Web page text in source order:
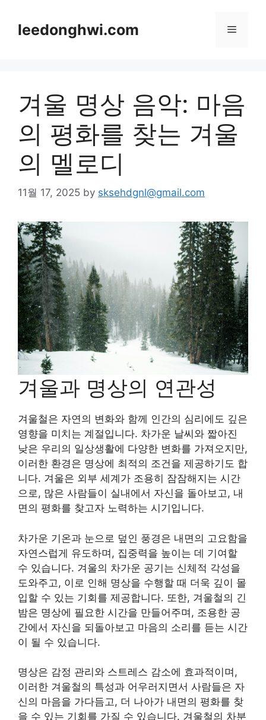
contentleedonghwi.com Menu
겨울 명상 음악: 마음
의 평화를 찾는 겨울
의 멜로디
11월 17, 2025 by sksehdgnl@gmail.com
겨울과 명상의 연관성
겨울철은 자연의 변화와 함께 인간의 심리에도 깊은
영향을 미치는 계절입니다. 차가운 날씨와 짧아진
낮은 우리의 일상생활에 다양한 변화를 가져오지만,
이러한 환경은 명상에 최적의 조건을 제공하기도 합
니다. 겨울은 외부 세계가 조용히 잠잠해지는 시간
으로, 많은 사람들이 실내에서 자신을 돌아보고, 내
면의 평화를 찾고자 노력하는 시기입니다.
차가운 기온과 눈으로 덮인 풍경은 내면의 고요함을
자연스럽게 유도하며, 집중력을 높이는 데 기여할
수 있습니다. 겨울의 차가운 공기는 신체적 각성을
도와주고, 이로 인해 명상을 수행할 때 더욱 깊이 몰
입할 수 있는 기회를 제공합니다. 또한, 겨울철의 긴
밤은 명상에 필요한 시간을 만들어주며, 조용한 공
간에서 자신을 되돌아보고 마음의 소리를 듣는 시간
이 될 수 있습니다.
명상은 감정 관리와 스트레스 감소에 효과적이며,
이러한 겨울철의 특성과 어우러지면서 사람들은 자
신의 마음을 가다듬고, 더 나아가 내면의 평화를 찾
을 수 있는 기회를 가질 수 있습니다. 겨울철의 차분